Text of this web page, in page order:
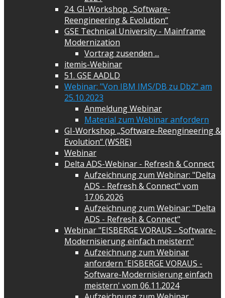
24. GI-Workshop „Software-
Reengineering & Evolution“
GSE Technical University - Mainframe
Modernization
Vortrag zusenden ...
itemis-Webinar
51. GSE AADLD
Webinar: "Von IBM IMS/DB zu Db2" am
25.10.2023
Anmeldung Webinar
Material zum Webinar anfordern
GI-Workshop „Software-Reengineering &
Evolution“ (WSRE)
Webinar
Delta ADS-Webinar - Refresh & Connect
Aufzeichnung zum Webinar: "Delta
ADS - Refresh & Connect" vom
17.06.2026
Aufzeichnung zum Webinar: "Delta
ADS - Refresh & Connect"
Webinar "EISBERGE VORAUS - Software-
Modernisierung einfach meistern"
Aufzeichnung zum Webinar
anfordern 'EISBERGE VORAUS -
Software-Modernisierung einfach
meistern' vom 06.11.2024